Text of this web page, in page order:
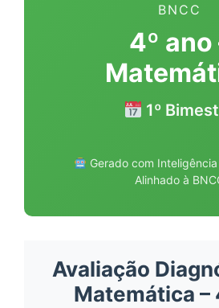
BNCC
4º ano
1º
Gerado com
Alinhado à
Avaliação
Matemática –